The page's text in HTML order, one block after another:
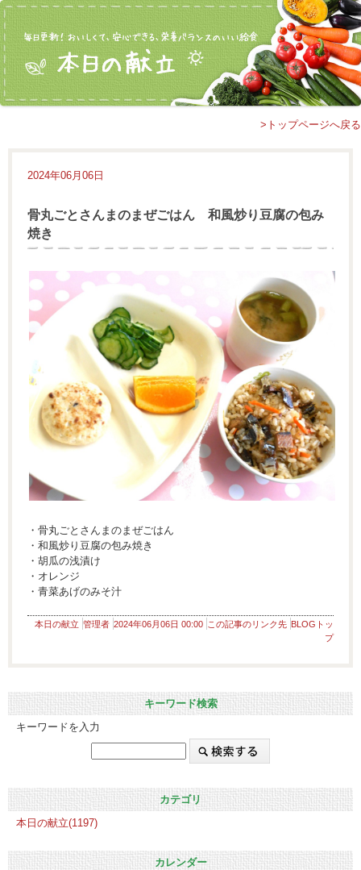
>トップページへ戻る
2024年06月06日
骨丸ごとさんまのまぜごはん 和風炒り豆腐の包み
焼き
・骨丸ごとさんまのまぜごはん
・和風炒り豆腐の包み焼き
・胡瓜の浅漬け
・オレンジ
・青菜あげのみそ汁
本日の献立 管理者 2024年06月06日 00:00 この記事のリンク先 BLOGトッ
プ
キーワード検索
キーワードを入力
カテゴリ
本日の献立(1197)
カレンダー